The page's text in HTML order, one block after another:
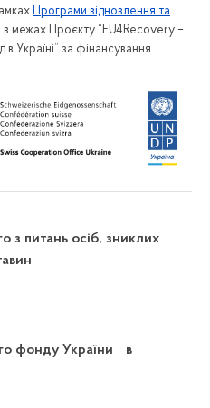
Програми відновлення та
межах Проєкту “EU4Recovery –
Україні” за фінансування
з питань осіб, зниклих
фонду України в